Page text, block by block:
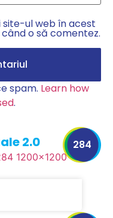
site-ul web în acest
o să comentez.
spam. Learn how
.
2.0 284